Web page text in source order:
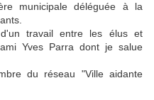
municipale déléguée à la
travail entre les élus et
Yves Parra dont je salue
du réseau "Ville aidante